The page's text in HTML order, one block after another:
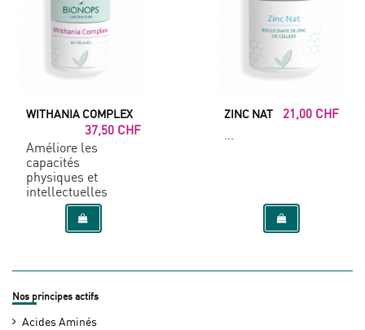
WITHANIA COMPLEX
37,50 CHF
Améliore les
capacités
physiques et
intellectuelles
ZINC NAT
21,00 CHF
...
Nos principes actifs
Acides Aminés